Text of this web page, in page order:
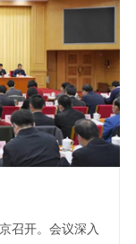
召开。会议深入